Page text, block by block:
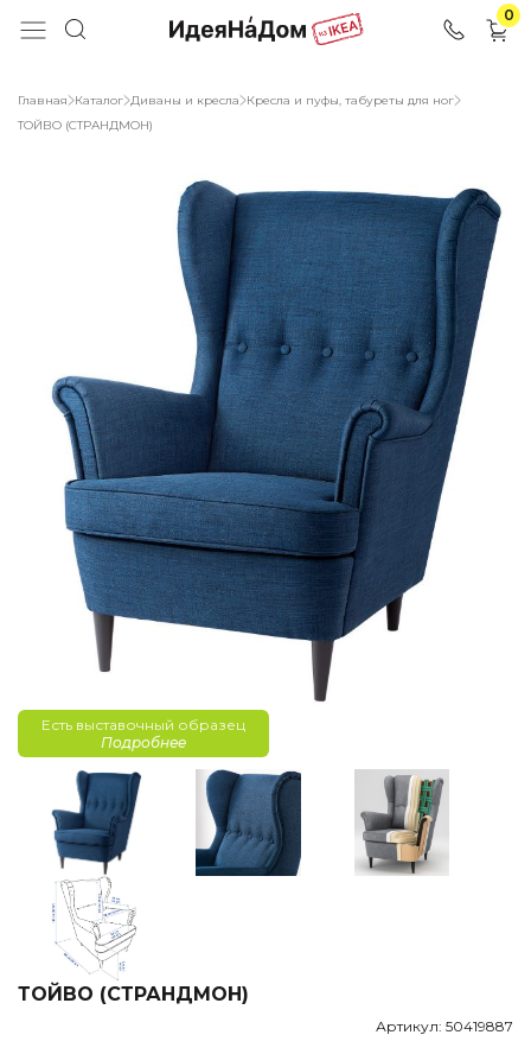
0
Главная Каталог Диваны и кресла
Кресла и пуфы, табуреты для ног
ТОЙВО (СТРАНДМОН)
Есть выставочный образец
Подробнее
ТОЙВО (СТРАНДМОН)
Артикул: 50419887